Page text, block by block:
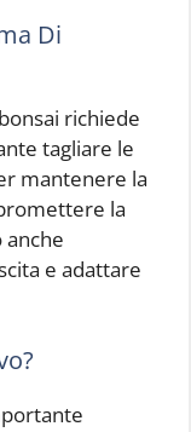
Di
richiede
tagliare le
mantenere la
la
anche
e adattare